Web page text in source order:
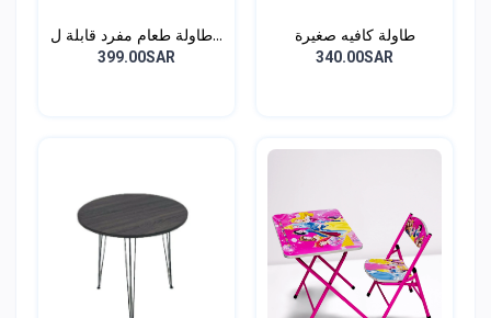
طاولة طعام مفرد قابلة ل...
399.00SAR
طاولة كافيه صغيرة
340.00SAR